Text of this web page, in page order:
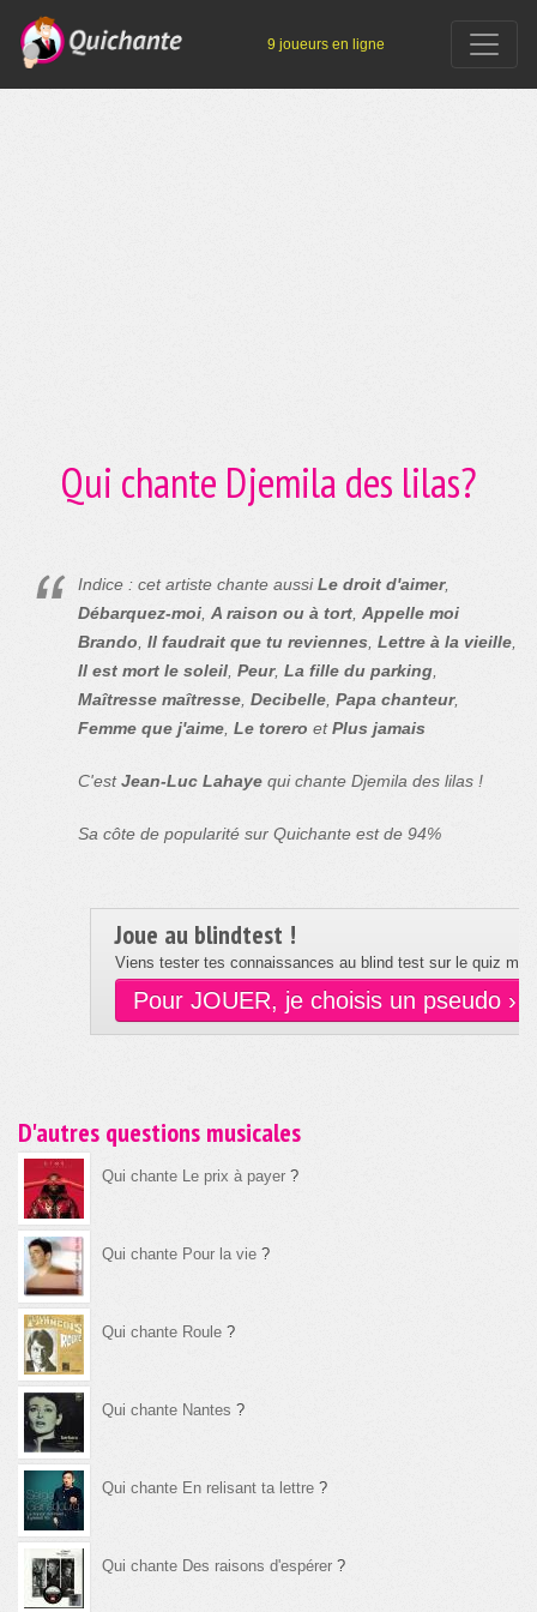
9 joueurs en ligne
Qui chante Djemila des lilas?
Indice : cet artiste chante aussiLe droit d'aimer,
Débarquez-moi A raison ou à tort Appelle moi
Brando Il faudrait que tu reviennes Lettre à la vieille
Il est mort le soleil Peur, La fille du parking
Maîtresse maîtresse Decibelle Papa chanteur,
Femme que j'aime Le torero etPlus jamais
C'estJean-Luc Lahaye qui chante Djemila des lilas !
Sa côte de popularité sur Quichante est de 94%
Joue au blindtest !
Viens tester tes connaissances au blind test sur le quiz
Pour JOUER, je choisis un pseudo ›
D'autres questions musicales
Qui chante Le prix à payer ?
Qui chante Pour la vie ?
Qui chante Roule ?
Qui chante Nantes ?
Qui chante En relisant ta lettre ?
Qui chante Des raisons d'espérer ?